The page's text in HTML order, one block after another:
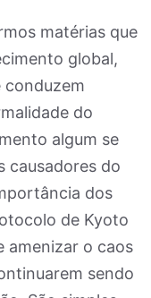
matérias que
global,
conduzem
do
algum se
causadores do
dos
de Kyoto
amenizar o caos
sendo